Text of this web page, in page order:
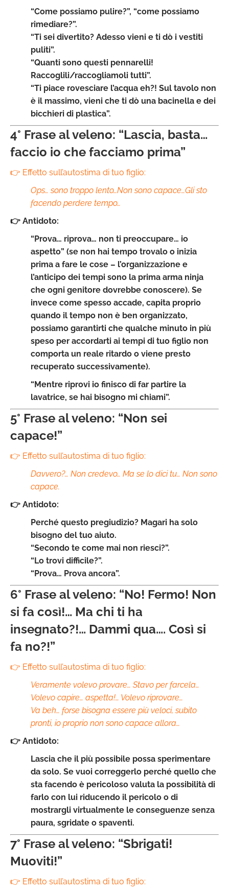
“Come possiamo pulire?”, “come possiamo
rimediare?”.
“Ti sei divertito? Adesso vieni e ti dò i vestiti
puliti”.
“Quanti sono questi pennarelli!
Raccoglili/raccogliamoli tutti”.
“Ti piace rovesciare l’acqua eh?! Sul tavolo non
è il massimo, vieni che ti dò una bacinella e dei
bicchieri di plastica”.
4° Frase al veleno: “Lascia, basta…
faccio io che facciamo prima”
👉 Effetto sull’autostima di tuo figlio:
Ops… sono troppo lento…Non sono capace…Gli sto
facendo perdere tempo…
👉 Antidoto:
“Prova… riprova… non ti preoccupare… io
aspetto” (se non hai tempo trovalo o inizia
prima a fare le cose – l’organizzazione e
l’anticipo dei tempi sono la prima arma ninja
che ogni genitore dovrebbe conoscere). Se
invece come spesso accade, capita proprio
quando il tempo non è ben organizzato,
possiamo garantirti che qualche minuto in più
speso per accordarti ai tempi di tuo figlio non
comporta un reale ritardo o viene presto
recuperato successivamente).
“Mentre riprovi io finisco di far partire la
lavatrice, se hai bisogno mi chiami”.
5° Frase al veleno: “Non sei
capace!”
👉 Effetto sull’autostima di tuo figlio:
Davvero?… Non credevo… Ma se lo dici tu… Non sono
capace.
👉 Antidoto:
Perché questo pregiudizio? Magari ha solo
bisogno del tuo aiuto.
“Secondo te come mai non riesci?”.
“Lo trovi difficile?”.
“Prova… Prova ancora”.
6° Frase al veleno: “No! Fermo! Non
si fa così!… Ma chi ti ha
insegnato?!… Dammi qua…. Così si
fa no?!”
👉 Effetto sull’autostima di tuo figlio:
Veramente volevo provare… Stavo per farcela…
Volevo capire… aspetta!… Volevo riprovare…
Va beh… forse bisogna essere più veloci, subito
pronti, io proprio non sono capace allora…
👉 Antidoto:
Lascia che il più possibile possa sperimentare
da solo. Se vuoi correggerlo perché quello che
sta facendo è pericoloso valuta la possibilità di
farlo con lui riducendo il pericolo o di
mostrargli virtualmente le conseguenze senza
paura, sgridate o spaventi.
7° Frase al veleno: “Sbrigati!
Muoviti!”
👉 Effetto sull’autostima di tuo figlio: